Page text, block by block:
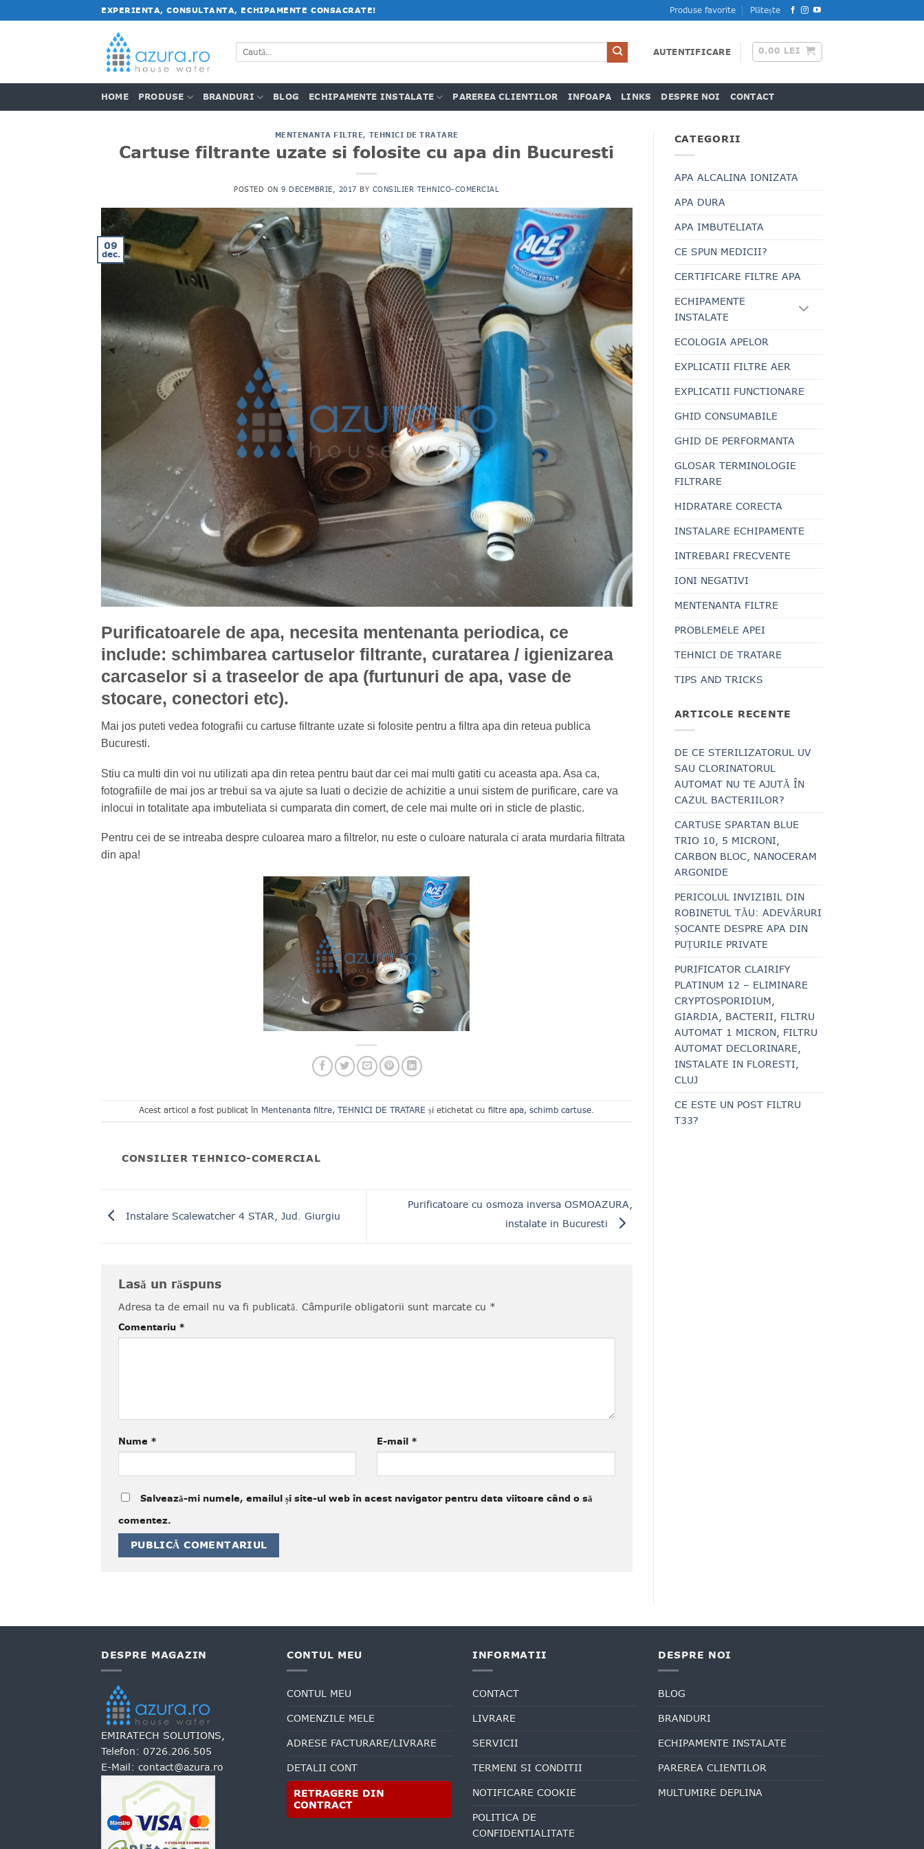
la
EXPERIENTA, CONSULTANTA, ECHIPAMENTE CONSACRATE! Produse favorite Plătește
Caută
după:
AUTENTIFICARE 0.00 LEI
HOME PRODUSE BRANDURI BLOG ECHIPAMENTE INSTALATE PAREREA CLIENTILOR INFOAPA LINKS DESPRE NOI CONTACT
MENTENANTA FILTRE, TEHNICI DE TRATARE
Cartuse filtrante uzate si folosite cu apa din Bucuresti
POSTED ON9 DECEMBRIE, 2017 BY CONSILIER TEHNICO-COMERCIAL
09
dec.
Purificatoarele de apa, necesita mentenanta periodica, ce
include: schimbarea cartuselor filtrante, curatarea / igienizarea
carcaselor si a traseelor de apa (furtunuri de apa, vase de
stocare, conectori etc).
Mai jos puteti vedea fotografii cu cartuse filtrante uzate si folosite pentru a filtra apa din reteua publica
Bucuresti.
Stiu ca multi din voi nu utilizati apa din retea pentru baut dar cei mai multi gatiti cu aceasta apa. Asa ca,
fotografiile de mai jos ar trebui sa va ajute sa luati o decizie de achizitie a unui sistem de purificare, care va
inlocui in totalitate apa imbuteliata si cumparata din comert, de cele mai multe ori in sticle de plastic.
Pentru cei de se intreaba despre culoarea maro a filtrelor, nu este o culoare naturala ci arata murdaria filtrata
din apa!
Acest articol a fost publicat în Mentenanta filtre,TEHNICI DE TRATARE și etichetat cufiltre apa,schimb cartuse.
CONSILIER TEHNICO-COMERCIAL
Instalare Scalewatcher 4 STAR, Jud. Giurgiu
Purificatoare cu osmoza inversa OSMOAZURA,
instalate in Bucuresti
Lasă un răspuns
Adresa ta de email nu va fi publicată. Câmpurile obligatorii sunt marcate cu *
Comentariu *
Nume * E-mail *
Salvează-mi numele, emailul și site-ul web în acest navigator pentru data viitoare când o să
comentez.
CATEGORII
APA ALCALINA IONIZATA
APA DURA
APA IMBUTELIATA
CE SPUN MEDICII?
CERTIFICARE FILTRE APA
ECHIPAMENTE
INSTALATE
ECOLOGIA APELOR
EXPLICATII FILTRE AER
EXPLICATII FUNCTIONARE
GHID CONSUMABILE
GHID DE PERFORMANTA
GLOSAR TERMINOLOGIE
FILTRARE
HIDRATARE CORECTA
INSTALARE ECHIPAMENTE
INTREBARI FRECVENTE
IONI NEGATIVI
MENTENANTA FILTRE
PROBLEMELE APEI
TEHNICI DE TRATARE
TIPS AND TRICKS
ARTICOLE RECENTE
DE CE STERILIZATORUL UV
SAU CLORINATORUL
AUTOMAT NU TE AJUTĂ ÎN
CAZUL BACTERIILOR?
CARTUSE SPARTAN BLUE
TRIO 10, 5 MICRONI,
CARBON BLOC, NANOCERAM
ARGONIDE
PERICOLUL INVIZIBIL DIN
ROBINETUL TĂU: ADEVĂRURI
ȘOCANTE DESPRE APA DIN
PUȚURILE PRIVATE
PURIFICATOR CLAIRIFY
PLATINUM 12 – ELIMINARE
CRYPTOSPORIDIUM,
GIARDIA, BACTERII, FILTRU
AUTOMAT 1 MICRON, FILTRU
AUTOMAT DECLORINARE,
INSTALATE IN FLORESTI,
CLUJ
CE ESTE UN POST FILTRU
T33?
DESPRE MAGAZIN
EMIRATECH SOLUTIONS,
Telefon: 0726.206.505
E-Mail: contact@azura.ro
CONTUL MEU
CONTUL MEU
COMENZILE MELE
ADRESE FACTURARE/LIVRARE
DETALII CONT
RETRAGERE DIN
CONTRACT
INFORMATII
CONTACT
LIVRARE
SERVICII
TERMENI SI CONDITII
NOTIFICARE COOKIE
POLITICA DE
CONFIDENTIALITATE
DESPRE NOI
BLOG
BRANDURI
ECHIPAMENTE INSTALATE
PAREREA CLIENTILOR
MULTUMIRE DEPLINA